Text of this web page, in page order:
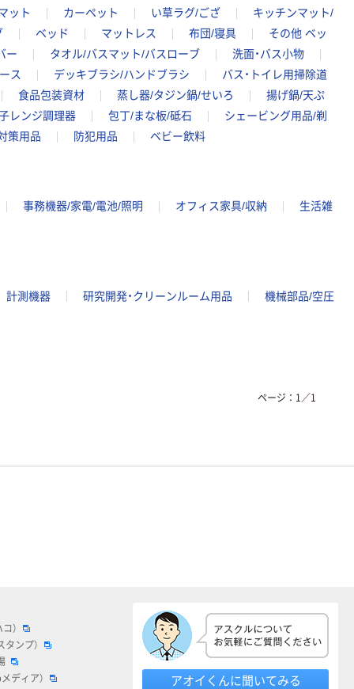
ット カーペット い草ラグ/ござ
キッチンマット/
ベッド マットレス 布団/寝具
その他 ベッ
ー タオル/バスマット/バスローブ
洗面・バス小物
ス デッキブラシ/ハンドブラシ
バス・トイレ用掃除道
食品包装資材 蒸し器/タジン鍋/せいろ
揚げ鍋/天ぷ
レンジ調理器 包丁/まな板/砥石
シェービング用品/剃
策用品 防犯用品 ベビー飲料
事務機器/家電/電池/照明 オフィス家具/収納
生活雑
計測機器 研究開発・クリーンルーム用品
機械部品/空圧
ページ： 1 ／1
）
タンプ）
ディア）
アオイくんに聞いてみる